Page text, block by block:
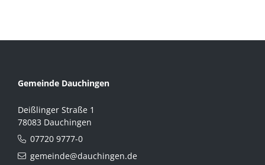
Gemeinde Dauchingen
Deißlinger Straße 1
78083 Dauchingen
07720 9777-0
gemeinde@dauchingen.de